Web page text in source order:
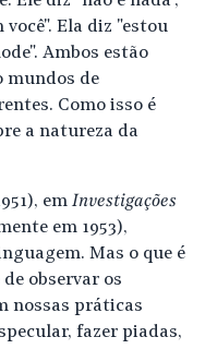
Ela diz "estou
Ambos estão
mundos de
Como isso é
a natureza da
em Investigações
em 1953),
Mas o que é
observar os
nossas práticas
fazer piadas,